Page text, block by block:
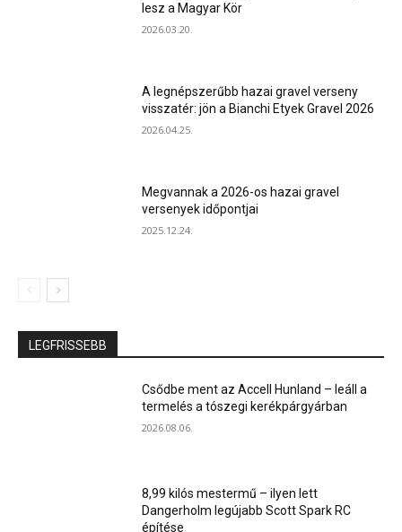
lesz a Magyar Kör
2026.03.20.
A legnépszerűbb hazai gravel verseny
visszatér: jön a Bianchi Etyek Gravel 2026
2026.04.25.
Megvannak a 2026-os hazai gravel
versenyek időpontjai
2025.12.24.
LEGFRISSEBB
Csődbe ment az Accell Hunland – leáll a
termelés a tószegi kerékpárgyárban
2026.08.06.
8,99 kilós mestermű – ilyen lett
Dangerholm legújabb Scott Spark RC
építése